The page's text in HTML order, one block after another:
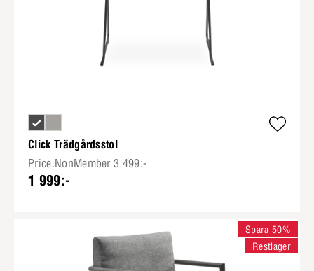
Click Trädgårdsstol
Price.NonMember 3 499:-
1 999:-
Spara 50%
Restlager